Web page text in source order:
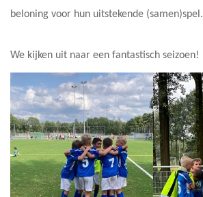
beloning voor hun uitstekende (samen)spel.
We kijken uit naar een fantastisch seizoen!